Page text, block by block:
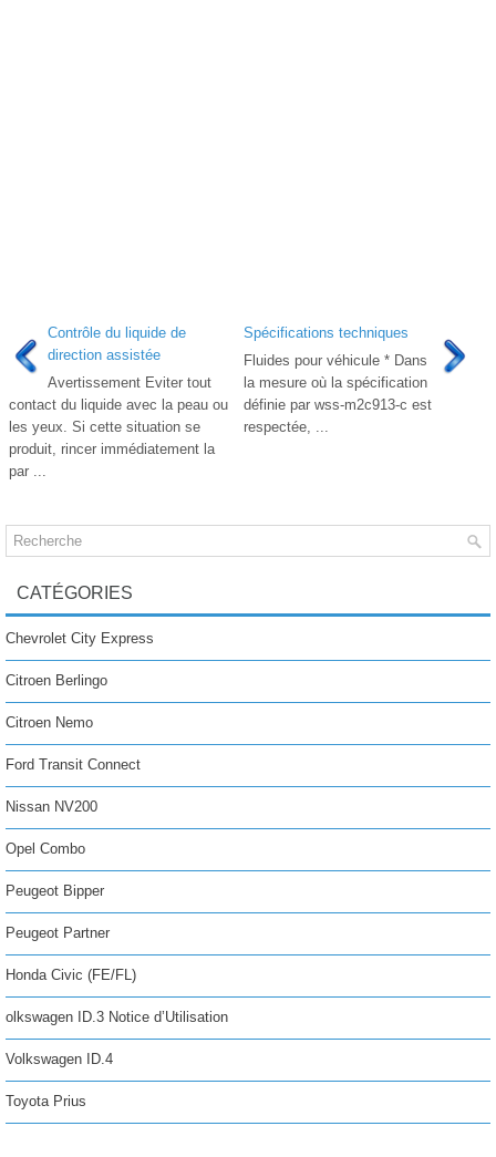
Contrôle du liquide de
direction assistée
Avertissement Eviter tout
contact du liquide avec la peau ou
les yeux. Si cette situation se
produit, rincer immédiatement la
par ...
Spécifications techniques
Fluides pour véhicule * Dans
la mesure où la spécification
définie par wss-m2c913-c est
respectée, ...
CATÉGORIES
Chevrolet City Express
Citroen Berlingo
Citroen Nemo
Ford Transit Connect
Nissan NV200
Opel Combo
Peugeot Bipper
Peugeot Partner
Honda Civic (FE/FL)
olkswagen ID.3 Notice d’Utilisation
Volkswagen ID.4
Toyota Prius